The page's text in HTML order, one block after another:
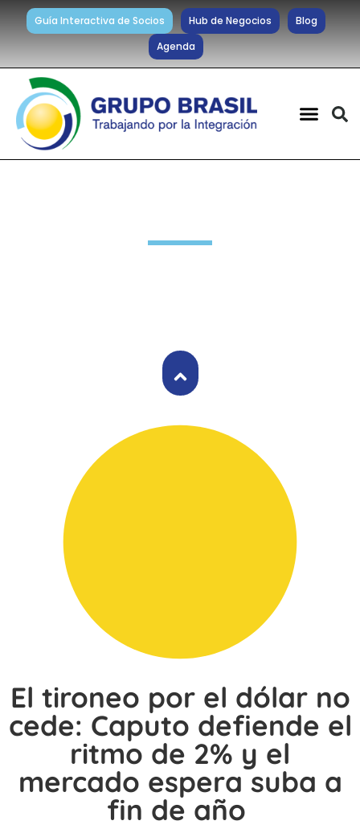
Guía Interactiva de Socios Hub de Negocios
Blog
Agenda
El tironeo por el dólar no
cede: Caputo defiende el
ritmo de 2% y el
mercado espera suba a
fin de año